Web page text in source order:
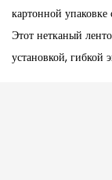
картонной
Этот нетканый
установкой, гибкой